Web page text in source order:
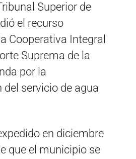
Superior de
el recurso
Cooperativa Integral
Suprema de la
por la
servicio de agua
en diciembre
que el municipio se